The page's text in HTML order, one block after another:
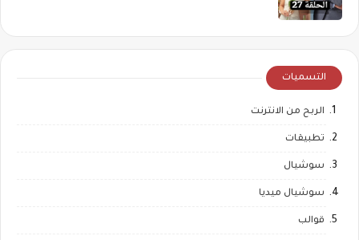
التسميات
الربح من الانترنت
تطبيقات
سوشيال
سوشيال ميديا
قوالب